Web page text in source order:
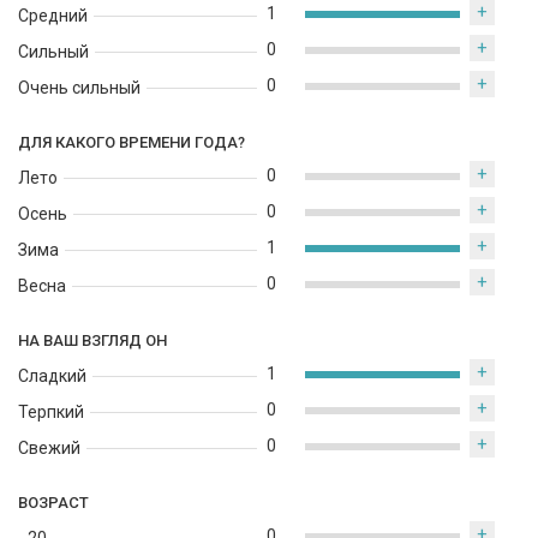
Средний
Сильный
Очень сильный
1 +
0 +
0 +
ДЛЯ КАКОГО ВРЕМЕНИ ГОДА?
Лето
Осень
Зима
Весна
0 +
0 +
1 +
0 +
НА ВАШ ВЗГЛЯД ОН
Сладкий
Терпкий
Свежий
1 +
0 +
0 +
ВОЗРАСТ